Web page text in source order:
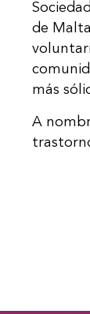
de
más
A